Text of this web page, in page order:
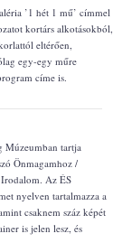
’1 hét 1 mű’ címmel
kortárs alkotásokból,
eltérően,
egy-egy műre
címe is.
Múzeumban tartja
Önmagamhoz /
Az ÉS
nyelven tartalmazza a
csaknem száz képét
is jelen lesz, és